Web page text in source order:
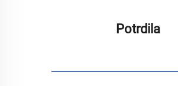
Potrdila